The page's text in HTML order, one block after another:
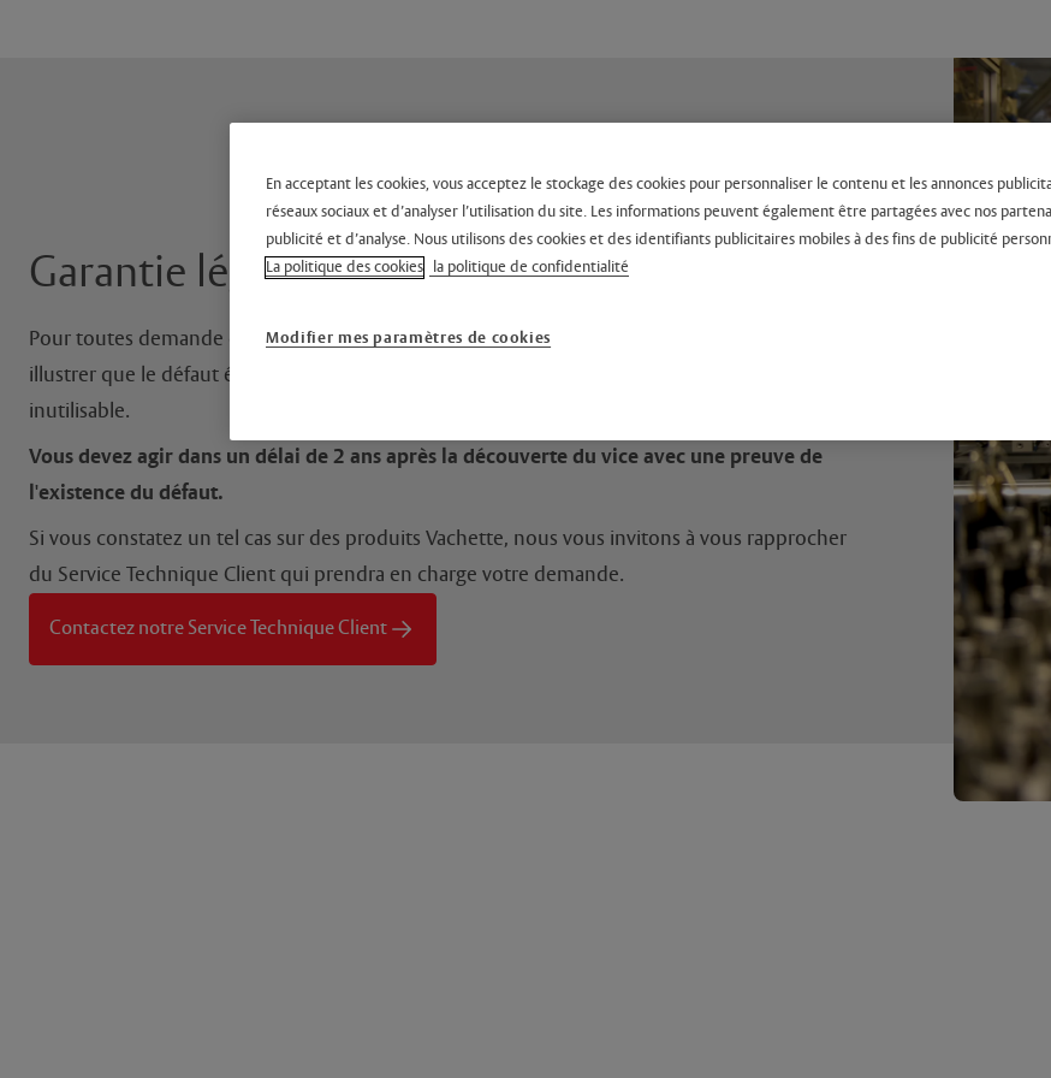
Garantie légale des vices cachés
Pour toutes demande de mise en place de lagarantie légale des vices cachés
illustrer que le défaut était caché, qu’il existait à la date d'achat et qu’il rend le produit
inutilisable.
Vous devez agir dans un délai de 2 ans après la découverte du vice avec une preuve de
l'existence du défaut.
Si vous constatez un tel cas sur des produits Vachette, nous vous invitons à vous rapprocher
du Service Technique Client qui prendra en charge votre demande.
Contactez notre Service Technique Client
En acceptant les cookies, vous acceptez le stockage des cookies pour personnaliser le contenu et les annonces
réseaux sociaux et d’analyser l’utilisation du site. Les informations peuvent également être partagées avec nos
publicité et d’analyse. Nous utilisons des cookies et des identifiants publicitaires mobiles à des fins de publicité
La politique des cookies la politique de confidentialité
Modifier mes paramètres de cookies